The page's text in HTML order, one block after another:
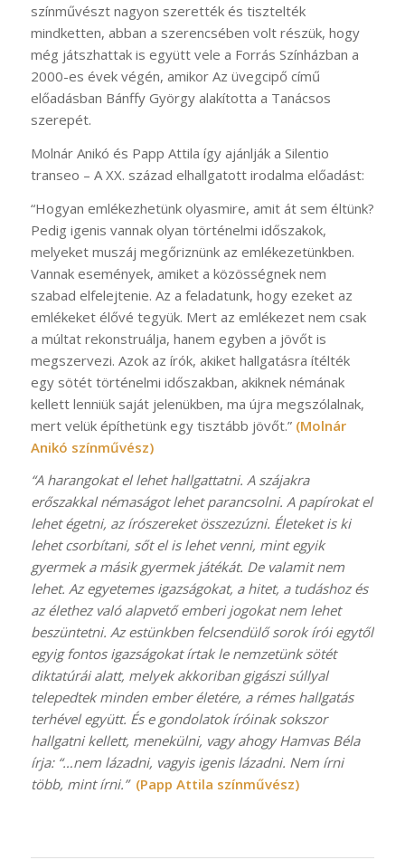
színművészt nagyon szerették és tisztelték
mindketten, abban a szerencsében volt részük, hogy
még játszhattak is együtt vele a Forrás Színházban a
2000-es évek végén, amikor Az üvegcipő című
előadásban Bánffy György alakította a Tanácsos
szerepét.
Molnár Anikó és Papp Attila így ajánlják a Silentio
transeo – A XX. század elhallgatott irodalma előadást:
“Hogyan emlékezhetünk olyasmire, amit át sem éltünk?
Pedig igenis vannak olyan történelmi időszakok,
melyeket muszáj megőriznünk az emlékezetünkben.
Vannak események, amiket a közösségnek nem
szabad elfelejtenie. Az a feladatunk, hogy ezeket az
emlékeket élővé tegyük. Mert az emlékezet nem csak
a múltat rekonstruálja, hanem egyben a jövőt is
megszervezi. Azok az írók, akiket hallgatásra ítélték
egy sötét történelmi időszakban, akiknek némának
kellett lenniük saját jelenükben, ma újra megszólalnak,
mert velük építhetünk egy tisztább jövőt.”(Molnár
Anikó színművész)
“A harangokat el lehet hallgattatni. A szájakra
erőszakkal némaságot lehet parancsolni. A papírokat el
lehet égetni, az írószereket összezúzni. Életeket is ki
lehet csorbítani, sőt el is lehet venni, mint egyik
gyermek a másik gyermek játékát. De valamit nem
lehet. Az egyetemes igazságokat, a hitet, a tudáshoz és
az élethez való alapvető emberi jogokat nem lehet
beszüntetni. Az estünkben felcsendülő sorok írói egytől
egyig fontos igazságokat írtak le nemzetünk sötét
diktatúrái alatt, melyek akkoriban gigászi súllyal
telepedtek minden ember életére, a rémes hallgatás
terhével együtt. És e gondolatok íróinak sokszor
hallgatni kellett, menekülni, vagy ahogy Hamvas Béla
írja: “…nem lázadni, vagyis igenis lázadni. Nem írni
több, mint írni.”(Papp Attila színművész)